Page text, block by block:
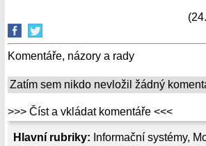
Hlavní rubriky: Informační systémy,
Komentáře, názory a rady
Zatím sem nikdo nevložil žádný
>>> Číst a vkládat komentáře <<<